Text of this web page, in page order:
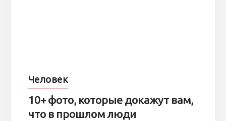
Человек
10+ фото, которые докажут вам,
что в прошлом люди